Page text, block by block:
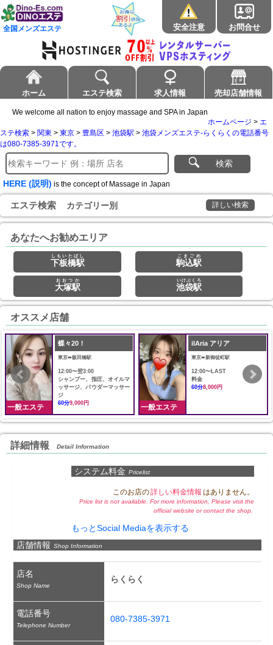
全国メンズエステ 安全注意 お問合せ
ホーム エステ検索 求人情報 売却店舗情報
We welcome all nation to enjoy massage and SPA in Japan
ホームページ > エ
ステ検索 > 関東 > 東京 > 豊島区 > 池袋駅 > 池袋メンズエステ-らくらくの電話番号
は080-7385-3971です。
検索
HERE (説明) is the concept of Massage in Japan
エステ検索 カテゴリー別 詳しい検索
あなたへお勧めエリア
下板橋駅
しもいたばし
駒込駅
こまごめ
大塚駅
おおつか
池袋駅
いけぶくろ
オススメ店舗
一般エステ
蝶々20！
東京➠飯田橋駅
12:00〜翌3:00
シャンプー、指圧、オイルマ
ッサージ、パウダーマッサー
ジ
60分9,000円 一般エステ
ilAria アリア
東京➠新御徒町駅
12:00〜LAST
料金
60分8,000円
詳細情報 Detail Information
システム料金 Pricelist
このお店の詳しい料金情報 はありません。
Price list is not available. For more information, Please visit the
official website or contact the shop.
もっとSocial Mediaを表示する
店舗情報 Shop Information
店名
Shop Name
らくらく
電話番号
Telephone Number
080-7385-3971